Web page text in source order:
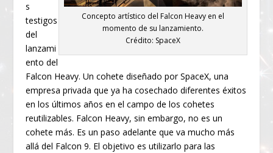
Concepto artístico del Falcon Heavy en el
momento de su lanzamiento.
Crédito: SpaceX
s
testigos
del
lanzami
ento del
Falcon Heavy. Un cohete diseñado por SpaceX, una
empresa privada que ya ha cosechado diferentes éxitos
en los últimos años en el campo de los cohetes
reutilizables. Falcon Heavy, sin embargo, no es un
cohete más. Es un paso adelante que va mucho más
allá del Falcon 9. El objetivo es utilizarlo para las